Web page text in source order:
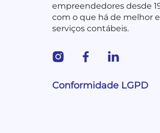
empreendedores desde
com o que há de melhor
serviços contábeis.
Conformidade LGPD